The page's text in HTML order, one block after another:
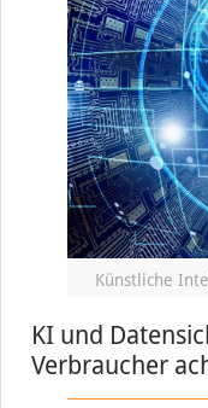
Künstliche
KI und
Verbraucher